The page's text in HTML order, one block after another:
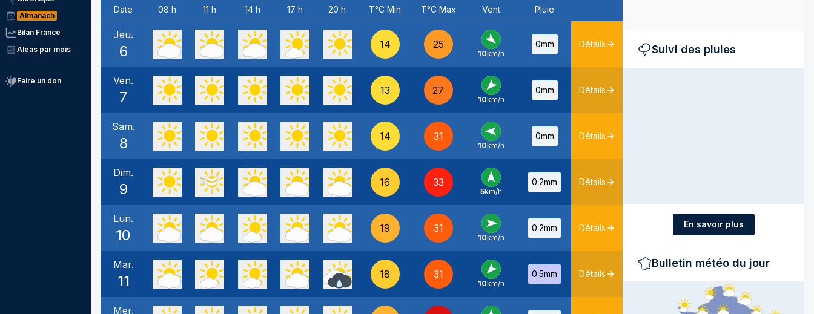
Almanach
Bilan France
Aléas par mois
Faire un don
Date 08 h 11 h 14 h 17 h 20 h T°C Min T°C Max Vent Pluie
Jeu.
6 14 25
NO -
10km/h
0mm Détails
Ven.
7 13 27
NE -
10km/h
0mm Détails
Sam.
8 14 31
E -
10km/h
0mm Détails
Dim.
9 16 33
S -
5km/h
0.2mm Détails
Lun.
10 19 31
O -
10km/h
0.2mm Détails
Mar.
11 18 31
NE -
10km/h
0.5mm Détails
Mer.
Suivi des pluies
En savoir plus
Bulletin météo du jour